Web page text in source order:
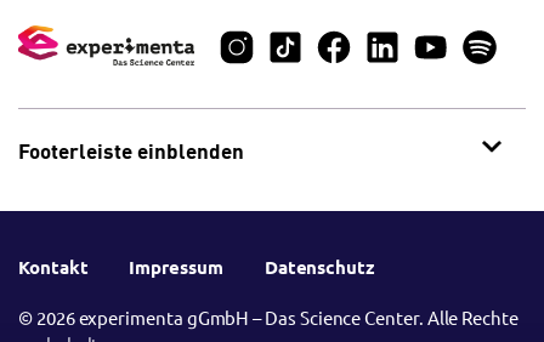
Footerleiste einblenden
Kontakt Impressum Datenschutz
© 2026 experimenta gGmbH – Das Science Center. Alle Rechte